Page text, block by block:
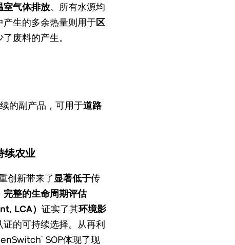
室气体排放。所有水源均
生的多余热量则用于区
废料的产生。
的副产品，可用于道路
续农业
创新带来了显著低于传
完整的生命周期评估
LCA）证实了其环境影
证的可持续选择。从再利
®
SOP体现了现